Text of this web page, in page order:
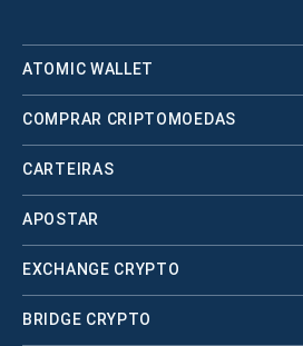
ATOMIC WALLET
COMPRAR CRIPTOMOEDAS
CARTEIRAS
APOSTAR
EXCHANGE CRYPTO
BRIDGE CRYPTO